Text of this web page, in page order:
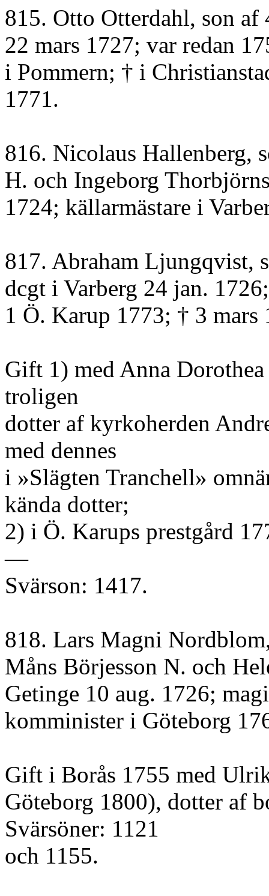
815. Otto Otterdahl, son af
22 mars 1727; var redan
i Pommern; † i
1771.
816. Nicolaus Hallenberg,
H. och Ingeborg
1724; källarmästare i
817. Abraham Ljungqvist,
dcgt i Varberg 24 jan.
1 Ö. Karup 1773; † 3 mars
Gift 1) med Anna
troligen
dotter af kyrkoherden
med dennes
i »Slägten Tranchell»
kända dotter;
2) i Ö. Karups prestgård
—
Svärson: 1417.
818. Lars Magni
Måns Börjesson N. och
Getinge 10 aug. 1726;
komminister i Göteborg
Gift i Borås 1755 med
Göteborg 1800), dotter af
Svärsöner: 1121
och 1155.